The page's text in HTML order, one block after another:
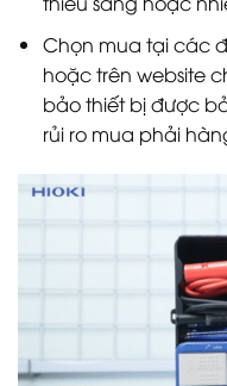
Chọn mua tại các
hoặc trên website
bảo thiết bị được
rủi ro mua phải